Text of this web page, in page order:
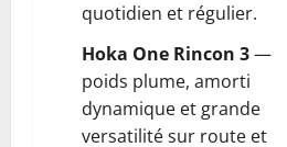
quotidien et régulier.
Hoka One Rincon 3—
poids plume, amorti
dynamique et grande
versatilité sur route et